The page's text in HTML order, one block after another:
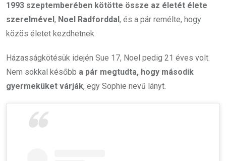
1993 szeptemberében kötötte össze az életét élete
szerelmével , Noel Radforddal , és a pár remélte, hogy
közös életet kezdhetnek.
Házasságkötésük idején Sue 17, Noel pedig 21 éves volt.
Nem sokkal később a pár megtudta, hogy második
gyermeküket várják, egy Sophie nevű lányt.